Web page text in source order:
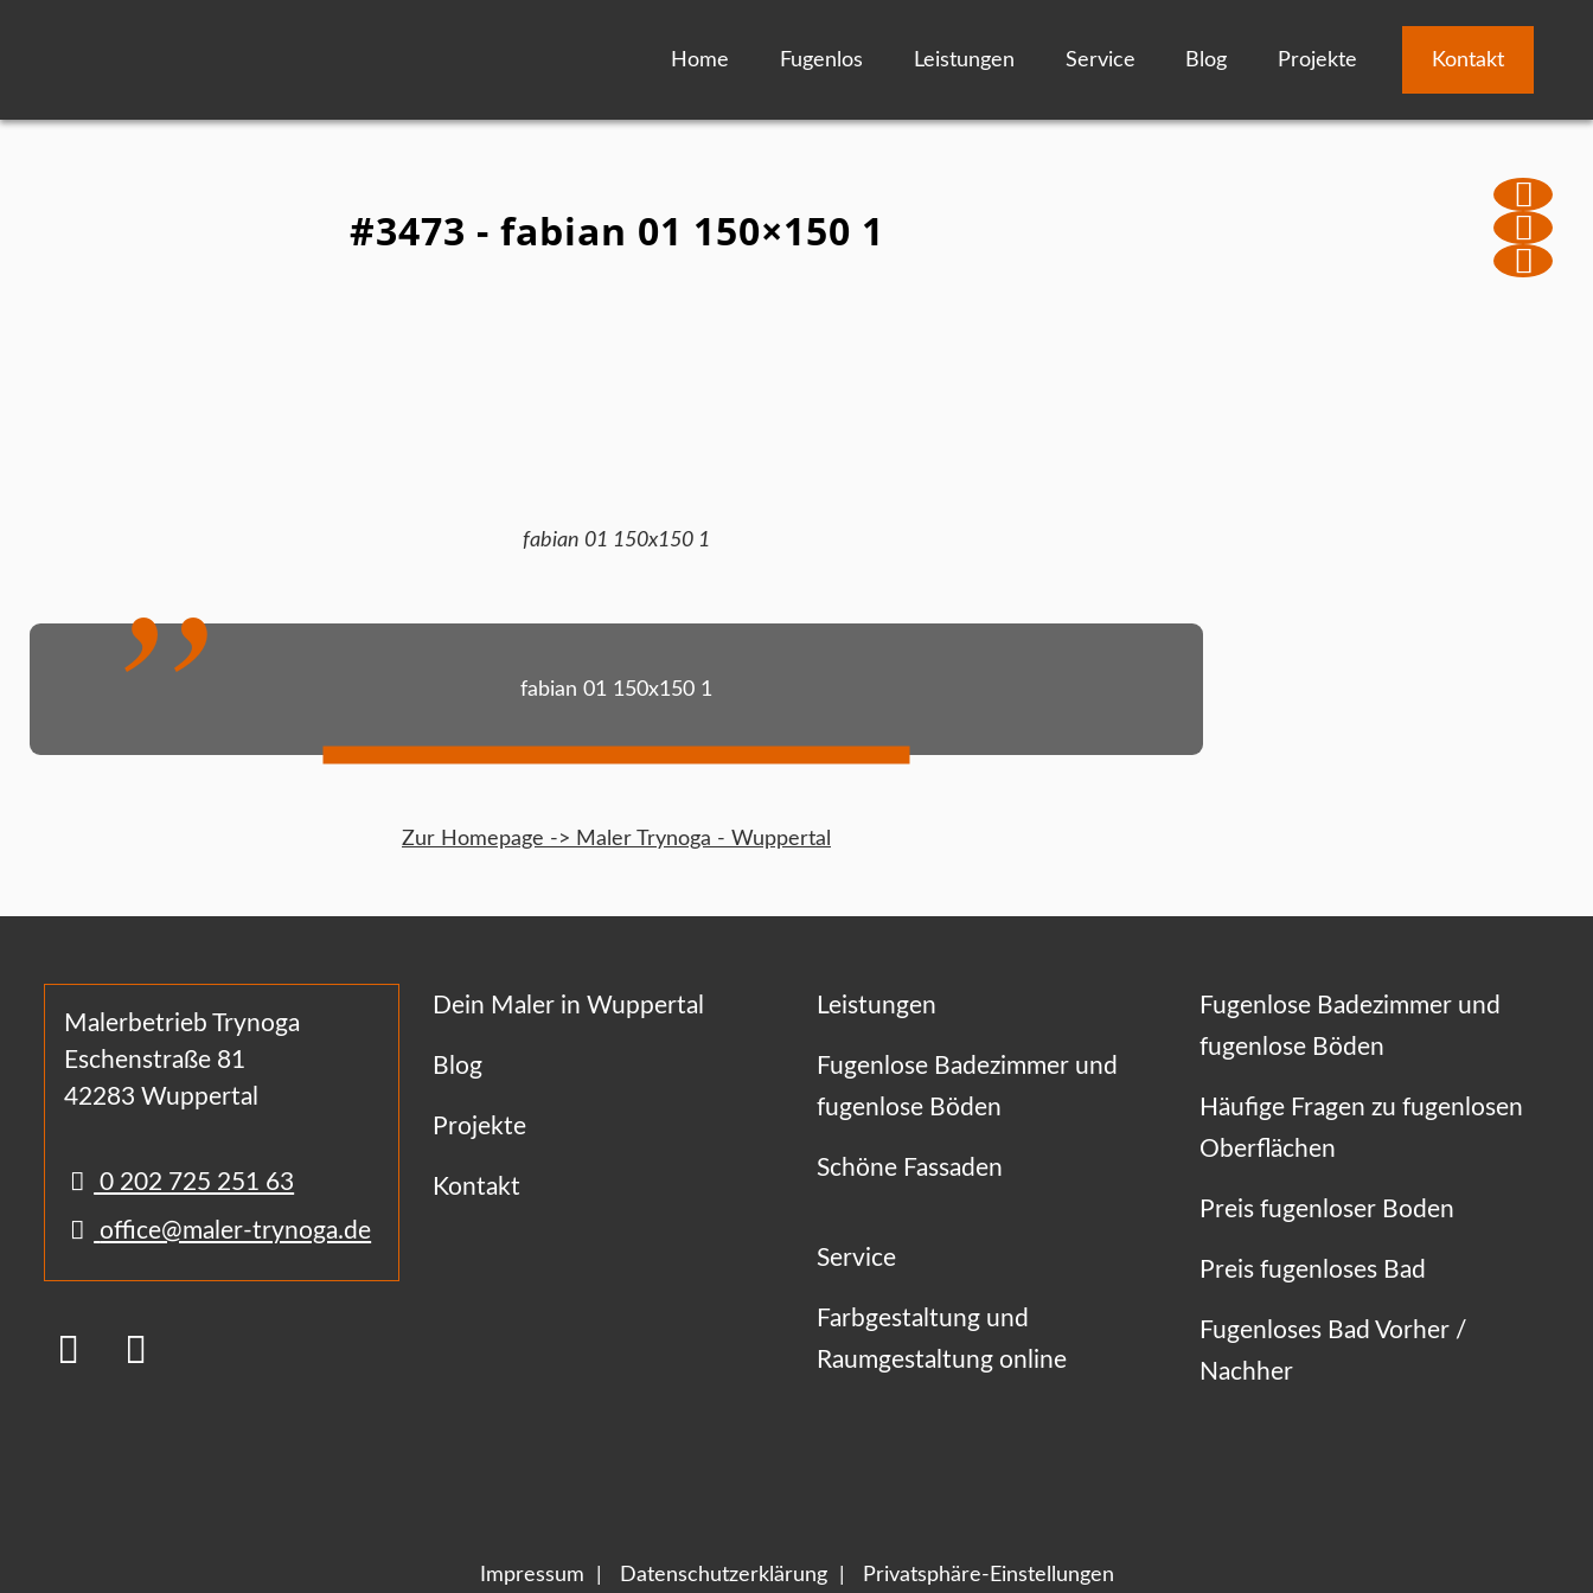
Home Fugenlos Leistungen Service Blog Projekte Kontakt
#3473 - fabian 01 150×150 1
fabian 01 150x150 1
fabian 01 150x150 1
Zur Homepage -> Maler Trynoga - Wuppertal
Malerbetrieb Trynoga
Eschenstraße 81
42283 Wuppertal
0 202 725 251 63
office@maler-trynoga.de
Dein Maler in Wuppertal
Blog
Projekte
Kontakt
Leistungen
Fugenlose Badezimmer und
fugenlose Böden
Schöne Fassaden
Service
Farbgestaltung und
Raumgestaltung online
Fugenlose Badezimmer und
fugenlose Böden
Häufige Fragen zu fugenlosen
Oberflächen
Preis fugenloser Boden
Preis fugenloses Bad
Fugenloses Bad Vorher /
Nachher
Impressum Datenschutzerklärung Privatsphäre-Einstellungen